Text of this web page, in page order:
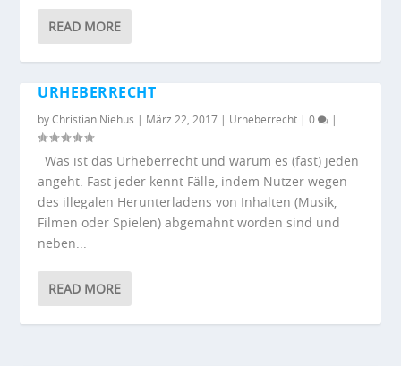
READ MORE
URHEBERRECHT
byChristian Niehus | März 22, 2017 | Urheberrecht |0 |
Was ist das Urheberrecht und warum es (fast) jeden
angeht. Fast jeder kennt Fälle, indem Nutzer wegen
des illegalen Herunterladens von Inhalten (Musik,
Filmen oder Spielen) abgemahnt worden sind und
neben...
READ MORE